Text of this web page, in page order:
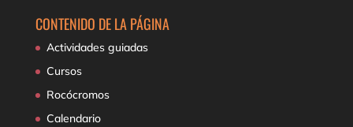
CONTENIDO DE LA PÁGINA
Actividades guiadas
Cursos
Rocócromos
Calendario